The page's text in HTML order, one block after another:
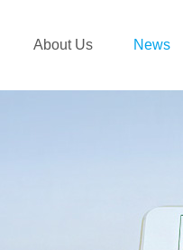
About Us News